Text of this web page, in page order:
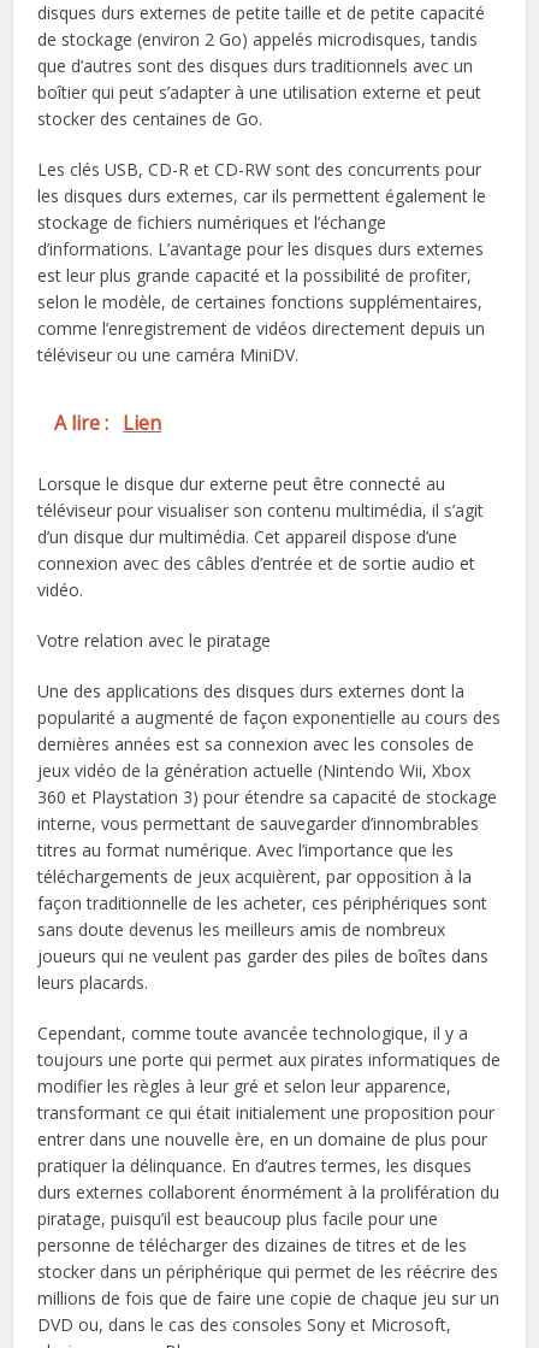
disques durs externes de petite taille et de petite capacité
de stockage (environ 2 Go) appelés microdisques, tandis
que d’autres sont des disques durs traditionnels avec un
boîtier qui peut s’adapter à une utilisation externe et peut
stocker des centaines de Go.
Les clés USB, CD-R et CD-RW sont des concurrents pour
les disques durs externes, car ils permettent également le
stockage de fichiers numériques et l’échange
d’informations. L’avantage pour les disques durs externes
est leur plus grande capacité et la possibilité de profiter,
selon le modèle, de certaines fonctions supplémentaires,
comme l’enregistrement de vidéos directement depuis un
téléviseur ou une caméra MiniDV.
A lire : Lien
Lorsque le disque dur externe peut être connecté au
téléviseur pour visualiser son contenu multimédia, il s’agit
d’un disque dur multimédia. Cet appareil dispose d’une
connexion avec des câbles d’entrée et de sortie audio et
vidéo.
Votre relation avec le piratage
Une des applications des disques durs externes dont la
popularité a augmenté de façon exponentielle au cours des
dernières années est sa connexion avec les consoles de
jeux vidéo de la génération actuelle (Nintendo Wii, Xbox
360 et Playstation 3) pour étendre sa capacité de stockage
interne, vous permettant de sauvegarder d’innombrables
titres au format numérique. Avec l’importance que les
téléchargements de jeux acquièrent, par opposition à la
façon traditionnelle de les acheter, ces périphériques sont
sans doute devenus les meilleurs amis de nombreux
joueurs qui ne veulent pas garder des piles de boîtes dans
leurs placards.
Cependant, comme toute avancée technologique, il y a
toujours une porte qui permet aux pirates informatiques de
modifier les règles à leur gré et selon leur apparence,
transformant ce qui était initialement une proposition pour
entrer dans une nouvelle ère, en un domaine de plus pour
pratiquer la délinquance. En d’autres termes, les disques
durs externes collaborent énormément à la prolifération du
piratage, puisqu’il est beaucoup plus facile pour une
personne de télécharger des dizaines de titres et de les
stocker dans un périphérique qui permet de les réécrire des
millions de fois que de faire une copie de chaque jeu sur un
DVD ou, dans le cas des consoles Sony et Microsoft,